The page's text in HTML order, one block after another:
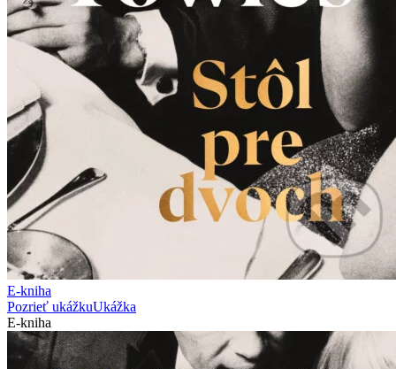
E-kniha
Pozrieť ukážkuUkážka
E-kniha